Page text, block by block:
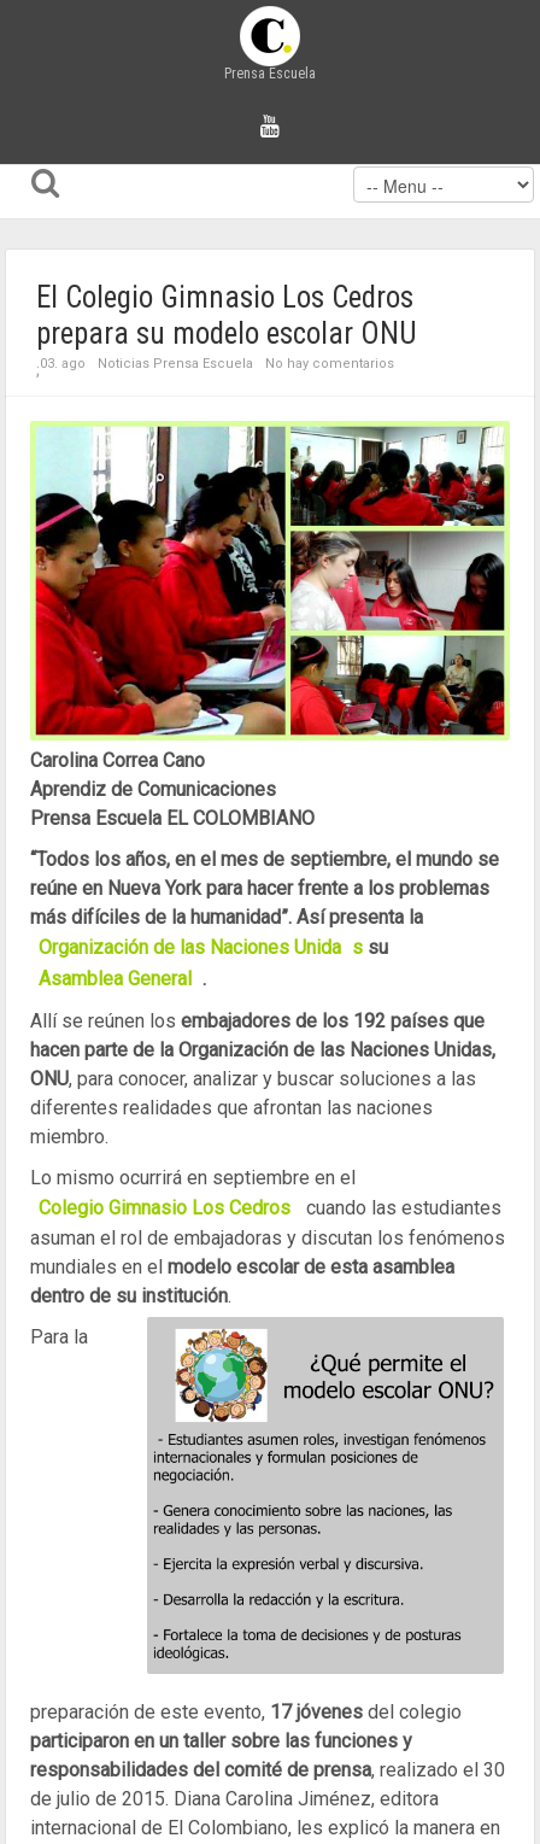
Prensa Escuela
El Colegio Gimnasio Los Cedros
prepara su modelo escolar ONU
;03. ago Noticias Prensa Escuela No hay comentarios
Carolina Correa Cano
Aprendiz de Comunicaciones
Prensa Escuela EL COLOMBIANO
“Todos los años, en el mes de septiembre, el mundo se
reúne en Nueva York para hacer frente a los problemas
más difíciles de la humanidad”. Así presenta la
Organización de las Naciones Unida s su
Asamblea General
.
Allí se reúnen los embajadores de los 192 países que
hacen parte de la Organización de las Naciones Unidas,
ONU, para conocer, analizar y buscar soluciones a las
diferentes realidades que afrontan las naciones
miembro.
Lo mismo ocurrirá en septiembre en el
Colegio Gimnasio Los Cedros
cuando las estudiantes
asuman el rol de embajadoras y discutan los fenómenos
mundiales en el modelo escolar de esta asamblea
dentro de su institución.
Para la
preparación de este evento, 17 jóvenes del colegio
participaron en un taller sobre las funciones y
responsabilidades del comité de prensa, realizado el 30
de julio de 2015. Diana Carolina Jiménez, editora
internacional de El Colombiano, les explicó la manera en